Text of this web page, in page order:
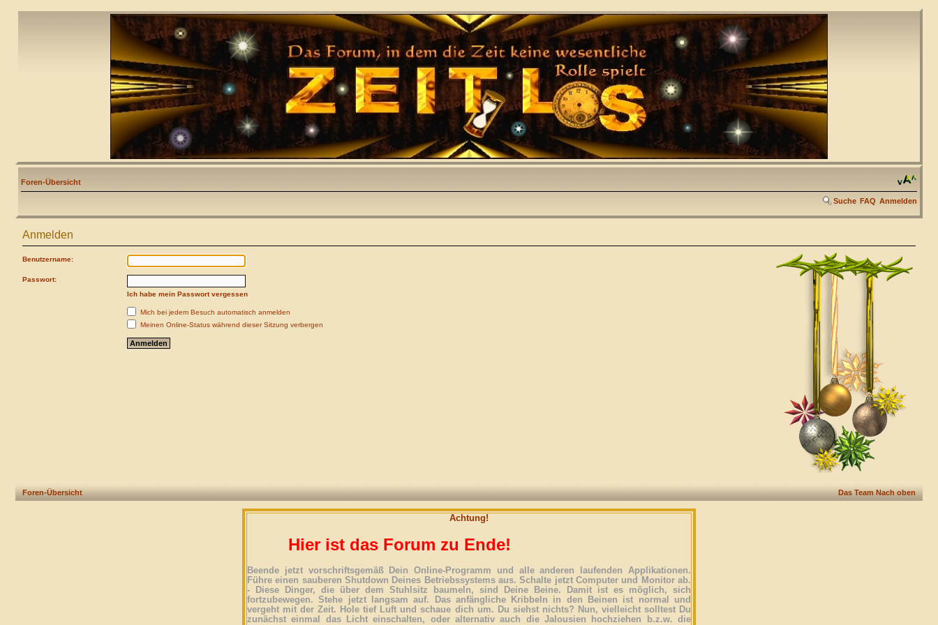
Foren-Übersicht
Suche FAQ Anmelden
Anmelden
Benutzername:
Passwort:
Ich habe mein Passwort vergessen
Mich bei jedem Besuch automatisch anmelden
Meinen Online-Status während dieser Sitzung verbergen
Foren-Übersicht Das Team Nach oben
Achtung!
Hier ist das Forum zu Ende!
Beende jetzt vorschriftsgemäß Dein Online-Programm und alle anderen laufenden Applikationen.
Führe einen sauberen Shutdown Deines Betriebssystems aus. Schalte jetzt Computer und Monitor ab.
- Diese Dinger, die über dem Stuhlsitz baumeln, sind Deine Beine. Damit ist es möglich, sich
fortzubewegen. Stehe jetzt langsam auf. Das anfängliche Kribbeln in den Beinen ist normal und
vergeht mit der Zeit. Hole tief Luft und schaue dich um. Du siehst nichts? Nun, vielleicht solltest Du
zunächst einmal das Licht einschalten, oder alternativ auch die Jalousien hochziehen b.z.w. die